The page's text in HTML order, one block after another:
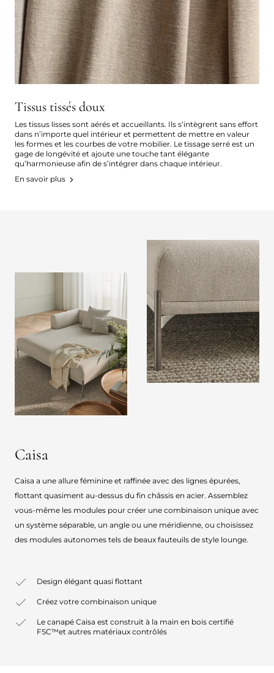
Tissus tissés doux
Les tissus lisses sont aérés et accueillants. Ils s’intègrent sans effort
dans n’importe quel intérieur et permettent de mettre en valeur
les formes et les courbes de votre mobilier. Le tissage serré est un
gage de longévité et ajoute une touche tant élégante
qu’harmonieuse afin de s’intégrer dans chaque intérieur.
En savoir plus
Caisa
Caisa a une allure féminine et raffinée avec des lignes épurées,
flottant quasiment au-dessus du fin châssis en acier. Assemblez
vous-même les modules pour créer une combinaison unique avec
un système séparable, un angle ou une méridienne, ou choisissez
des modules autonomes tels de beaux fauteuils de style lounge.
Design élégant quasi flottant
Créez votre combinaison unique
Le canapé Caisa est construit à la main en bois certifié
FSC™et autres matériaux contrôlés